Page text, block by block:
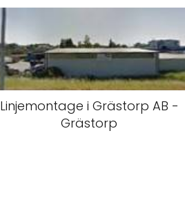
Linjemontage i Grästorp AB -
Grästorp